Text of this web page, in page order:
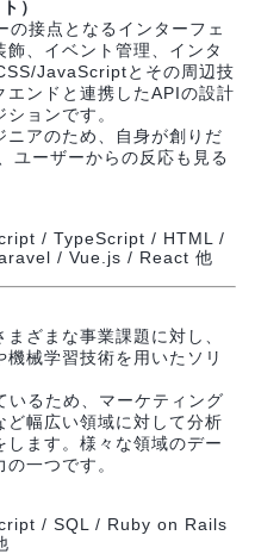
）
接点となるインターフェ
、イベント管理、インタ
JavaScriptとその周辺技
ンドと連携したAPIの設計
ョンです。
ニアのため、自身が創りだ
ユーザーからの反応も見る
/ TypeScript / HTML /
/ Vue.js / React 他
ざまな事業課題に対し、
械学習技術を用いたソリ
いるため、マーケティング
幅広い領域に対して分析
ます。様々な領域のデー
一つです。
/ SQL / Ruby on Rails